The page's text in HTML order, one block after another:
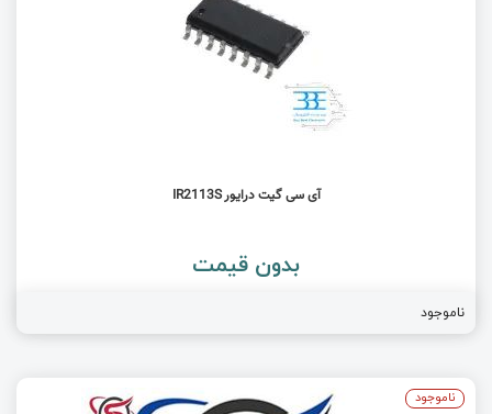
آی سی گیت درایور IR2113S
بدون قیمت
ناموجود
ناموجود